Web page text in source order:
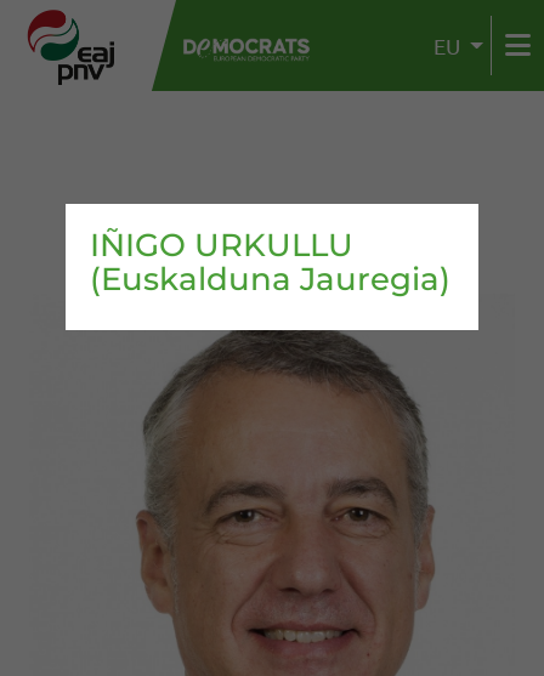
EU
IÑIGO URKULLU
(Euskalduna Jauregia)